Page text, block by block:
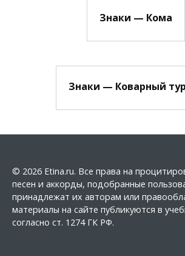
Знаки — Кома
Знаки — Коварный
© 2026 Etina.ru. Все права на
песен и аккорды, подобранные
принадлежат их авторам или
материалы на сайте публикуются в
согласно ст. 1274 ГК РФ.